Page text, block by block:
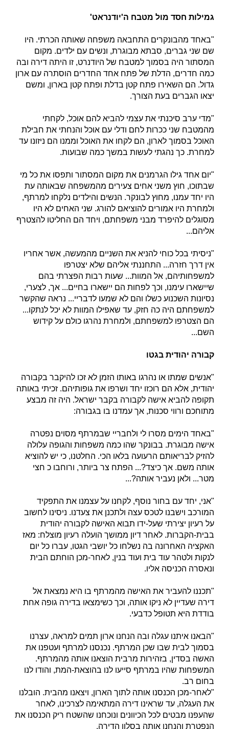
גמילות חסד מול מטבח ה'יודנראט'
"באחד מהבונקרים התחבאה משפחה שאותה הכרתי. היו
שם שני גברים, סבתא מבוגרת, ונשים עם ילדים. מקום
המסתור היה בסמוך למטבח של היודנרט, זו היתה דירה ובה
כמה חדרים, הדלת של פתח אחד החדרים הוסתרה עם ארון
גדול. הם השאירו פתח קטן בדלת ופתח קטן בארון, ומשם
יצאו הגברים בעת הצורך.
"מדי ערב סיכנתי את עצמי להביא להם אוכל, לקחתי
מהמטבח שני ככרות לחם ודלי עם אוכל והנחתי את חבילת
האוכל בסמוך לארון, הם לקחו את האוכל וממנו הם ניזונו עד
למחרת. כך נהגתי לעשות במשך כמה שבועות.
"יום אחד גילו הגרמנים את מקום המסתור ותפסו את כל מי
שבתוכו, חוץ משני אחים צעירים מהמשפחה שבאותה עת
היו יחד עמנו, מחוץ לבונקר. הנשים והילדים נלקחו למרתף,
ולמחרת היו אמורים להוציאם להורג. שני האחים לא היו
מסוגלים להיפרד מבני משפחתם, ויחד הם החליטו להצטרף
אליהם...
"ניסיתי בכל כוחי להניא את השניים מהמעשה, אשר אחריו
אין דרך חזרה... התחננתי אליהם שלא יצטרפו
למשפחותיהם, אל המוות... שעות רבות הפצרתי בהם
שיישארו עימנו, וכך לפחות הם יישארו בחיים... אך, לצערי,
נסיונות השכנוע כשלו והם לא שמעו לדבריי... נראה שהקשר
למשפחתם היה כה חזק, עד שאפילו המוות לא יכל לנתקו...
הם הצטרפו למשפחתם, ולמחרת נהרגו כולם על קידוש
השם...
קבורה יהודית בגטו
"אנשים שמתו או נהרגו באותו הזמן לא זכו להיקבר בקבורה
יהודית, אלא הם רוכזו יחד ושרפו את גופותיהם. זכיתי באותה
תקופה להביא אישה לקבורה בקבר ישראל. היה זה מבצע
מתוחכם ורווי סכנות, אך עמדנו בו בגבורה:
"באחד הימים מסרו לי ולחבריי שבמרתף מסוים נפטרה
אישה מבוגרת. בבונקר שהו כמה משפחות והגופה עלולה
להזיק לבריאותם הרעועה בלאו הכי. החלטנו, כי יש להוציא
אותה משם. אך כיצד?... הפתח צר ביותר, ורוחבו כ חצי
מטר... ולאן נעביר אותה?...
"אני, יחד עם בחור נוסף, לקחנו על עצמנו את התפקיד
המורכב וישבנו לטכס עצה ולתכנן את צעדנו. ניסינו לחשוב
על רעיון יצירתי שעל-ידו תבוא האישה לקבורה יהודית
בבית-הקברות. לאחר דיון ממושך הועלה רעיון מוצלח: מאז
האקציה האחרונה בה נשלחו כל יושבי הגטו, עברו כל יום
לנקות ולטהר עוד בית ועוד בנין, לאחר-מכן הוחתם הבית
ונאסרה הכניסה אליו.
"תכננו להעביר את האישה מהמרתף בו היא נמצאת אל
דירה שעדיין לא ניקו אותה, וכך כשימצאו בדירה גופה אחת
בודדת היא תטופל כדבעי.
"הבאנו איתנו עגלה ובה הנחנו ארון תמים למראה, עצרנו
בסמוך לבית שבו שכן המרתף. נכנסנו למרתף ועטפנו את
האשה בסדין, בזהירות מרבית הוצאנו אותה מהמרתף.
המשפחות שהיו במרתף סייעו לנו בהוצאת-המת, והודו לנו
בחום רב.
"לאחר-מכן הכנסנו אותה לתוך הארון, ויצאנו מהבית. הובלנו
את העגלה, עד שראינו דירה המתאימה לצרכינו, לאחר
שהעפנו מבטים לכל הכיוונים ונוכחנו שהשטח ריק הכנסנו את
הנפטרת והנחנו אותה בסלון הדירה.